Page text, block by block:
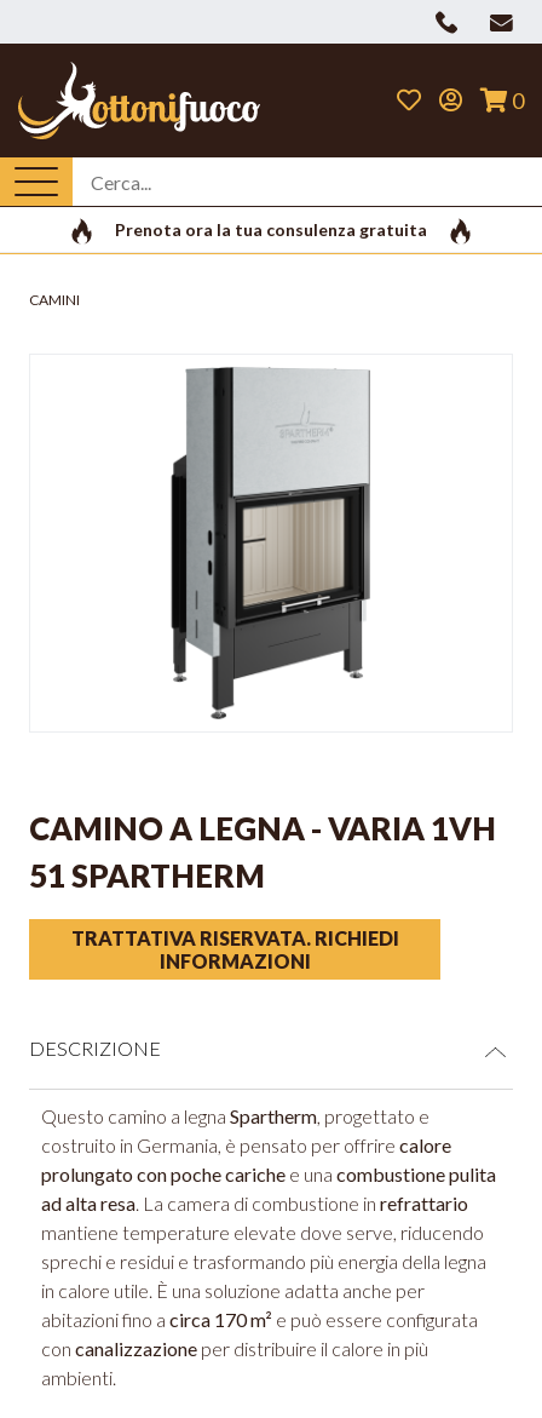
0
Prenota ora la tua consulenza gratuita
CAMINI
CAMINO A LEGNA - VARIA 1VH
51 SPARTHERM
TRATTATIVA RISERVATA. RICHIEDI
INFORMAZIONI
DESCRIZIONE
Questo camino a legna Spartherm, progettato e
costruito in Germania, è pensato per offrire calore
prolungato con poche cariche e una combustione pulita
ad alta resa. La camera di combustione in refrattario
mantiene temperature elevate dove serve, riducendo
sprechi e residui e trasformando più energia della legna
in calore utile. È una soluzione adatta anche per
abitazioni fino a circa 170 m² e può essere configurata
con canalizzazione per distribuire il calore in più
ambienti.